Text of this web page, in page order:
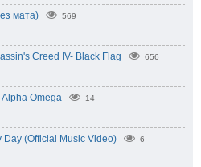
мата) 569
Creed IV- Black Flag 656
Omega 14
Day (Official Music Video) 6